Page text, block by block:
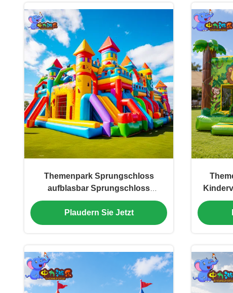
Themenpark Sprungschloss
aufblasbar Sprungschloss
Sprunghaus mit Rutsche
Plaudern Sie Jetzt